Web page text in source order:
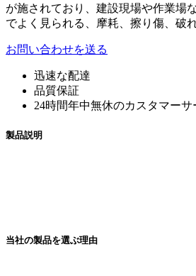
が施されており、建設現場や作業場
でよく見られる、摩耗、擦り傷、破
お問い合わせを送る
迅速な配達
品質保証
24時間年中無休のカスタマーサ
製品説明
当社の製品を選ぶ理由